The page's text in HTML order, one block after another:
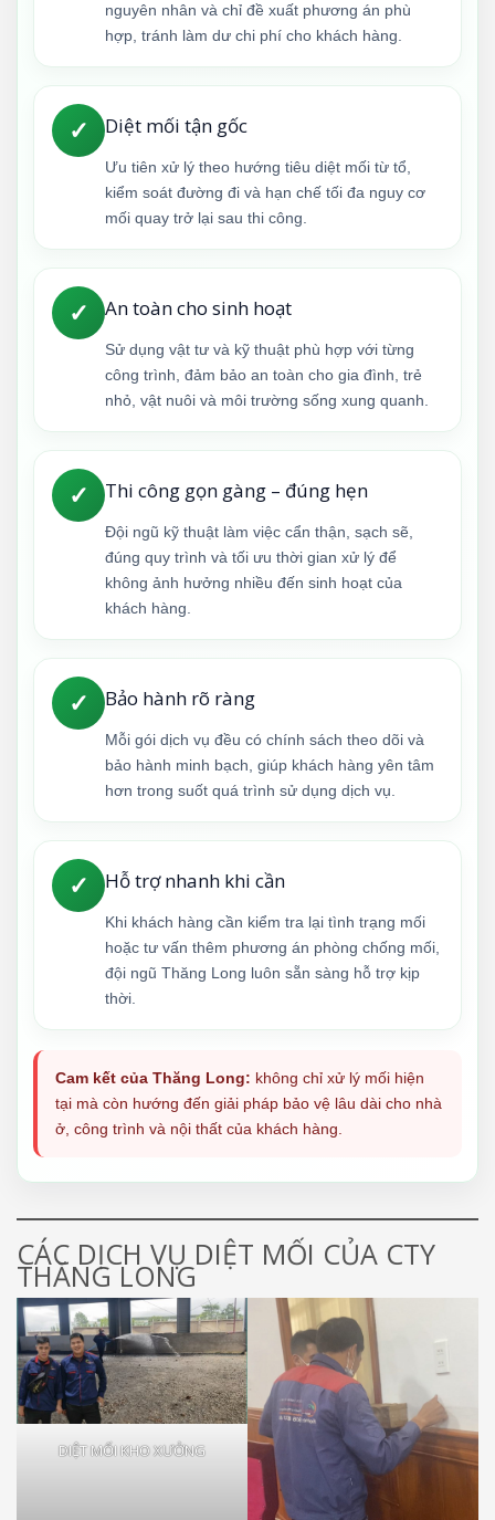
nguyên nhân và chỉ đề xuất phương án phù
hợp, tránh làm dư chi phí cho khách hàng.
✓ Diệt mối tận gốc
Ưu tiên xử lý theo hướng tiêu diệt mối từ tổ,
kiểm soát đường đi và hạn chế tối đa nguy cơ
mối quay trở lại sau thi công.
✓ An toàn cho sinh hoạt
Sử dụng vật tư và kỹ thuật phù hợp với từng
công trình, đảm bảo an toàn cho gia đình, trẻ
nhỏ, vật nuôi và môi trường sống xung quanh.
✓ Thi công gọn gàng – đúng hẹn
Đội ngũ kỹ thuật làm việc cẩn thận, sạch sẽ,
đúng quy trình và tối ưu thời gian xử lý để
không ảnh hưởng nhiều đến sinh hoạt của
khách hàng.
✓ Bảo hành rõ ràng
Mỗi gói dịch vụ đều có chính sách theo dõi và
bảo hành minh bạch, giúp khách hàng yên tâm
hơn trong suốt quá trình sử dụng dịch vụ.
✓ Hỗ trợ nhanh khi cần
Khi khách hàng cần kiểm tra lại tình trạng mối
hoặc tư vấn thêm phương án phòng chống mối,
đội ngũ Thăng Long luôn sẵn sàng hỗ trợ kịp
thời.
Cam kết của Thăng Long: không chỉ xử lý mối hiện
tại mà còn hướng đến giải pháp bảo vệ lâu dài cho nhà
ở, công trình và nội thất của khách hàng.
CÁC DỊCH VỤ DIỆT MỐI CỦA CTY
THĂNG LONG
DIỆT MỐI KHO XƯỞNG